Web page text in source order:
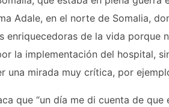
Adale, en el norte de Somalia,
enriquecedoras de la vida porque
la implementación del hospital,
una mirada muy crítica, por
que “un día me di cuenta de